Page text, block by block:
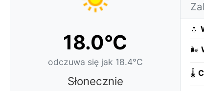
18.0°C
odczuwa się jak 18.4°C
Słonecznie
💧
🌬️
🌡️